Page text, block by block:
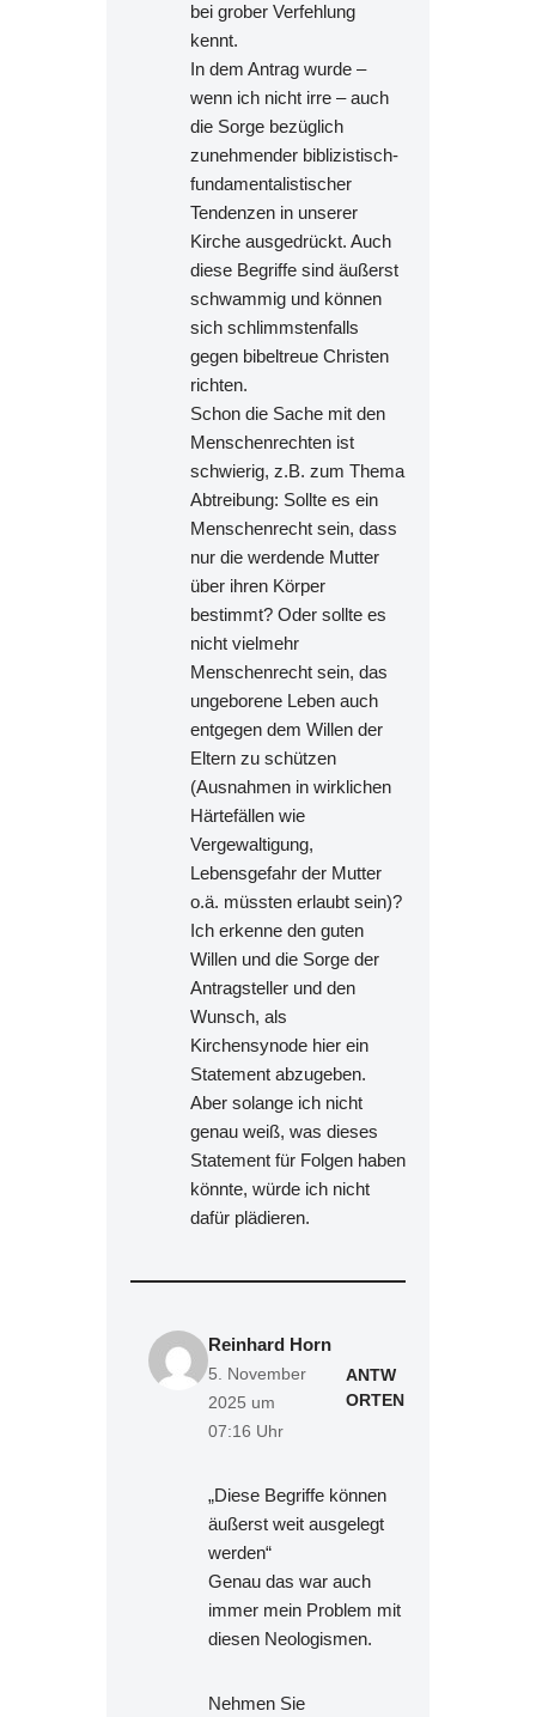
bei grober Verfehlung
kennt.
In dem Antrag wurde –
wenn ich nicht irre – auch
die Sorge bezüglich
zunehmender biblizistisch-
fundamentalistischer
Tendenzen in unserer
Kirche ausgedrückt. Auch
diese Begriffe sind äußerst
schwammig und können
sich schlimmstenfalls
gegen bibeltreue Christen
richten.
Schon die Sache mit den
Menschenrechten ist
schwierig, z.B. zum Thema
Abtreibung: Sollte es ein
Menschenrecht sein, dass
nur die werdende Mutter
über ihren Körper
bestimmt? Oder sollte es
nicht vielmehr
Menschenrecht sein, das
ungeborene Leben auch
entgegen dem Willen der
Eltern zu schützen
(Ausnahmen in wirklichen
Härtefällen wie
Vergewaltigung,
Lebensgefahr der Mutter
o.ä. müssten erlaubt sein)?
Ich erkenne den guten
Willen und die Sorge der
Antragsteller und den
Wunsch, als
Kirchensynode hier ein
Statement abzugeben.
Aber solange ich nicht
genau weiß, was dieses
Statement für Folgen haben
könnte, würde ich nicht
dafür plädieren.
Reinhard Horn
5. November
2025 um
07:16 Uhr
ANTW
ORTEN
„Diese Begriffe können
äußerst weit ausgelegt
werden“
Genau das war auch
immer mein Problem mit
diesen Neologismen.
Nehmen Sie